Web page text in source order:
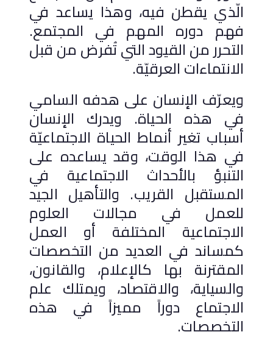
الّذي يقطن فيه، وهذا يساعد في
فهم دوره المهم في المجتمع.
التحرر من القيود التي تُفرض من قبل
الانتماءات العرقيّة.
ويعرّف الإنسان على هدفه السامي
في هذه الحياة. ويدرك الإنسان
أسباب تغير أنماط الحياة الاجتماعيّة
في هذا الوقت، وقد يساعده على
التنبؤ بالأحداث الاجتماعية في
المستقبل القريب. والتأهيل الجيد
للعمل في مجالات العلوم
الاجتماعية المختلفة أو العمل
كمساند في العديد من التخصصات
المقترنة بها كالإعلام، والقانون،
والسياية، والاقتصاد، ويمتلك علم
الاجتماع دوراً مميزاً في هذه
التخصصات.